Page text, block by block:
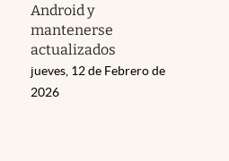
Android y
mantenerse
actualizados
jueves, 12 de Febrero de
2026